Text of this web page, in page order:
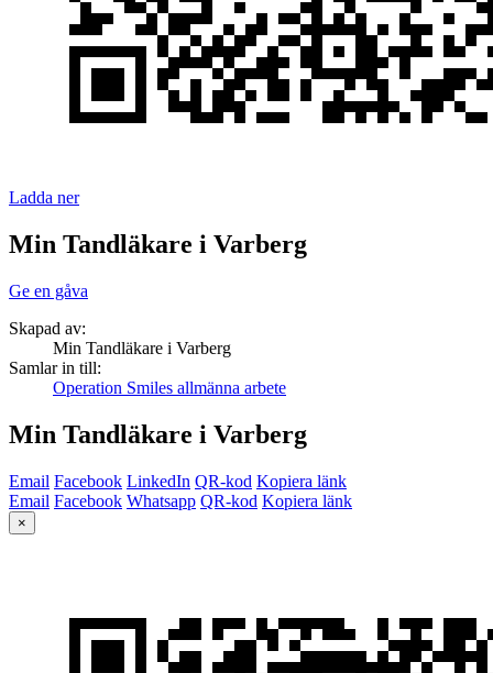
Ladda ner
Min Tandläkare i Varberg
Ge en gåva
Skapad av:
Min Tandläkare i Varberg
Samlar in till:
Operation Smiles allmänna arbete
Min Tandläkare i Varberg
Email Facebook LinkedIn QR-kod Kopiera länk
Email Facebook Whatsapp QR-kod Kopiera länk
×